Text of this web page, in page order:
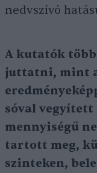
nedvszívó
A kutatók
juttatni, mint
sóval
mennyiségű
tartott meg,
szinteken,